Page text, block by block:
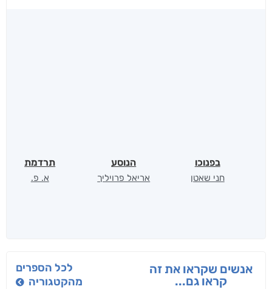
בפנוכו
חני שאטן
הנוסע
אריאל פרויליך
תרדמת
א. פ.
אנשים שקראו את זה
קראו גם...
לכל הספרים
מהקטגוריה